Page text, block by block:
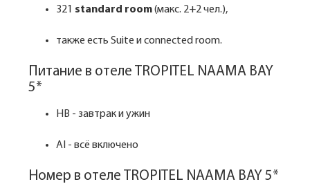
321 standard room(макс. 2+2 чел.),
также есть Suite и connected room.
Питание в отеле TROPITEL NAAMA BAY
5*
HB - завтрак и ужин
AI - всё включено
Номер в отеле TROPITEL NAAMA BAY 5*